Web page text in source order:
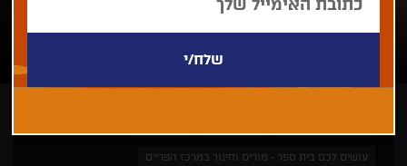
עושים לכם בית ספר - מורים וחינוך במרכז הפריים